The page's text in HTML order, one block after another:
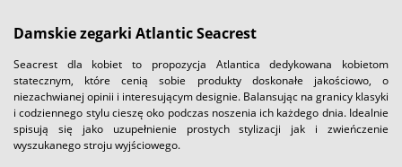
Damskie zegarki Atlantic Seacrest
Seacrest dla kobiet to propozycja Atlantica dedykowana kobietom
statecznym, które cenią sobie produkty doskonałe jakościowo, o
niezachwianej opinii i interesującym designie. Balansując na granicy klasyki
i codziennego stylu cieszę oko podczas noszenia ich każdego dnia. Idealnie
spisują się jako uzupełnienie prostych stylizacji jak i zwieńczenie
wyszukanego stroju wyjściowego.